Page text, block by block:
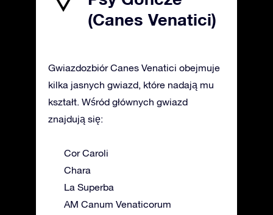
(Canes Venatici)
Gwiazdozbiór Canes Venatici obejmuje
kilka jasnych gwiazd, które nadają mu
kształt. Wśród głównych gwiazd
znajdują się:
Cor Caroli
Chara
La Superba
AM Canum Venaticorum